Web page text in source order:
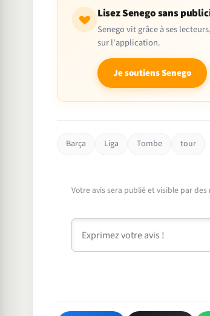
Lisez Senego sans
Senego vit grâce à ses
sur l'application.
Je soutiens Senego
Barça Liga Tombe tour
Votre avis sera publié et visible par